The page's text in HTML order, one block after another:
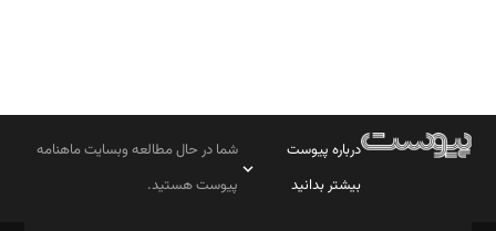
درباره پیوست
بیشتر بدانید
شما در حال مطالعه وبسایت ماهنامه
پیوست هستید.